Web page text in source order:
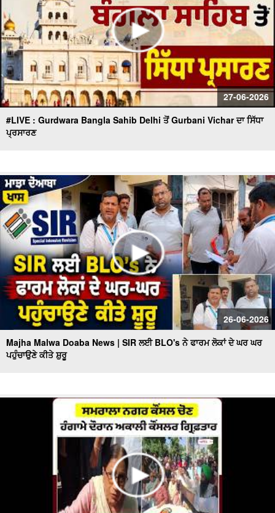
27-06-2026
#LIVE : Gurdwara Bangla Sahib Delhi ਤੋਂ Gurbani Vichar ਦਾ ਸਿੱਧਾ
ਪ੍ਰਸਾਰਣ
26-06-2026
Majha Malwa Doaba News | SIR ਲਈ BLO's ਨੇ ਫਾਰਮ ਲੋਕਾਂ ਦੇ ਘਰ ਘਰ
ਪਹੁੰਚਾਉਣੇ ਕੀਤੇ ਸ਼ੁਰੂ